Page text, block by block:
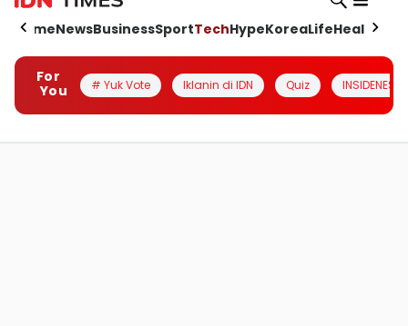
HomeNewsBusinessSportTechHypeKoreaLifeHealth
For
You
# Yuk Vote Iklanin di IDN Quiz INSIDENESIA